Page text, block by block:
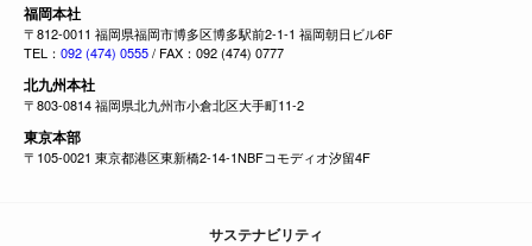
福岡本社
〒812-0011 福岡県福岡市博多区博多駅前2-1-1 福岡朝日ビル6F
TEL： 092 (474) 0555/ FAX：092 (474) 0777
北九州本社
〒803-0814 福岡県北九州市小倉北区大手町11-2
東京本部
〒105-0021 東京都港区東新橋2-14-1NBFコモディオ汐留4F
サステナビリティ